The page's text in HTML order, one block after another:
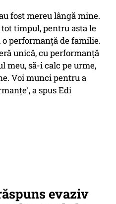
fost mereu lângă mine.
timpul, pentru asta le
performanță de familie.
unică, cu performanță
meu, să-i calc pe urme,
Voi munci pentru a
a spus Edi
evaziv